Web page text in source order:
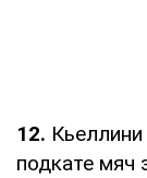
12.
подкате мяч